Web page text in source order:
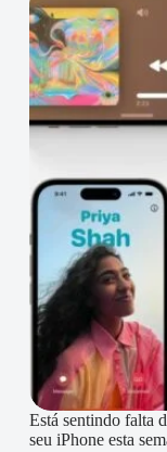
Está sentindo falta
seu iPhone esta